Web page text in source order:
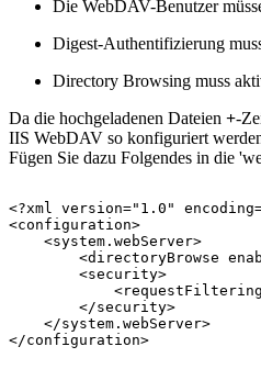
Die WebDAV-Benutzer
Digest-Authentifizierung
Directory Browsing muss
Da die hochgeladenen Dateien +-
IIS WebDAV so konfiguriert
Fügen Sie dazu Folgendes in die
<?xml version="1.0"
<configuration>
<system.webServer>
<directoryBrowse
<security>
<requestFiltering
</security>
</system.webServer>
</configuration>